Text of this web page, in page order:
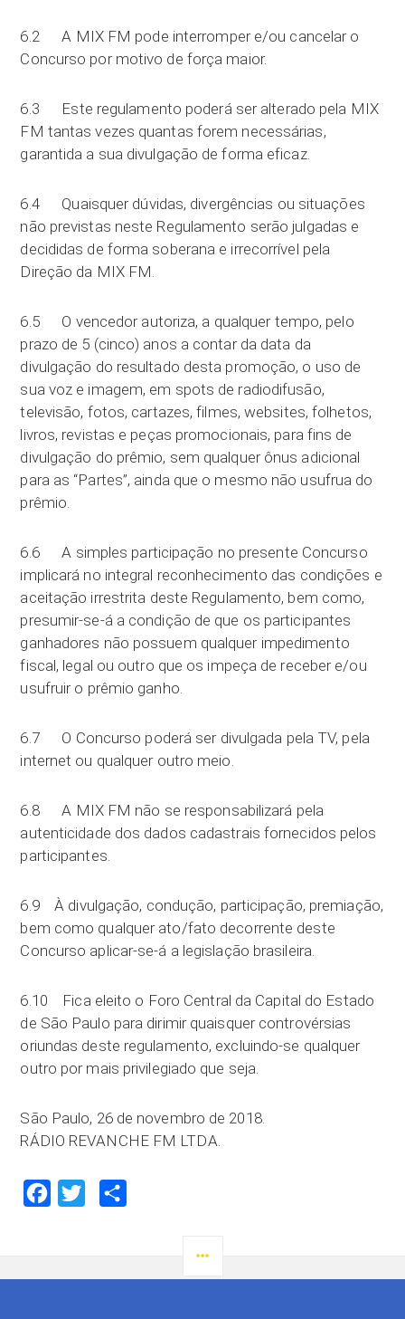
6.2 A MIX FM pode interromper e/ou cancelar o
Concurso por motivo de força maior.
6.3 Este regulamento poderá ser alterado pela MIX
FM tantas vezes quantas forem necessárias,
garantida a sua divulgação de forma eficaz.
6.4 Quaisquer dúvidas, divergências ou situações
não previstas neste Regulamento serão julgadas e
decididas de forma soberana e irrecorrível pela
Direção da MIX FM.
6.5 O vencedor autoriza, a qualquer tempo, pelo
prazo de 5 (cinco) anos a contar da data da
divulgação do resultado desta promoção, o uso de
sua voz e imagem, em spots de radiodifusão,
televisão, fotos, cartazes, filmes, websites, folhetos,
livros, revistas e peças promocionais, para fins de
divulgação do prêmio, sem qualquer ônus adicional
para as “Partes”, ainda que o mesmo não usufrua do
prêmio.
6.6 A simples participação no presente Concurso
implicará no integral reconhecimento das condições e
aceitação irrestrita deste Regulamento, bem como,
presumir-se-á a condição de que os participantes
ganhadores não possuem qualquer impedimento
fiscal, legal ou outro que os impeça de receber e/ou
usufruir o prêmio ganho.
6.7 O Concurso poderá ser divulgada pela TV, pela
internet ou qualquer outro meio.
6.8 A MIX FM não se responsabilizará pela
autenticidade dos dados cadastrais fornecidos pelos
participantes.
6.9 À divulgação, condução, participação, premiação,
bem como qualquer ato/fato decorrente deste
Concurso aplicar-se-á a legislação brasileira.
6.10 Fica eleito o Foro Central da Capital do Estado
de São Paulo para dirimir quaisquer controvérsias
oriundas deste regulamento, excluindo-se qualquer
outro por mais privilegiado que seja.
São Paulo, 26 de novembro de 2018.
RÁDIO REVANCHE FM LTDA.
Facebook Twitter